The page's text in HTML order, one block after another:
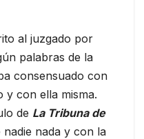
al juzgado por
palabras de la
consensuado con
y con ella misma.
de La Tribuna de
nada y con la